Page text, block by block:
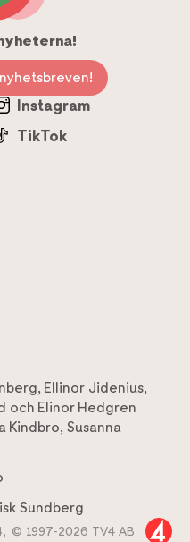
Instagram
TikTok
, Ellinor Jidenius,
och Elinor Hedgren
Kindbro, Susanna
Sundberg
© 1997-2026 TV4 AB